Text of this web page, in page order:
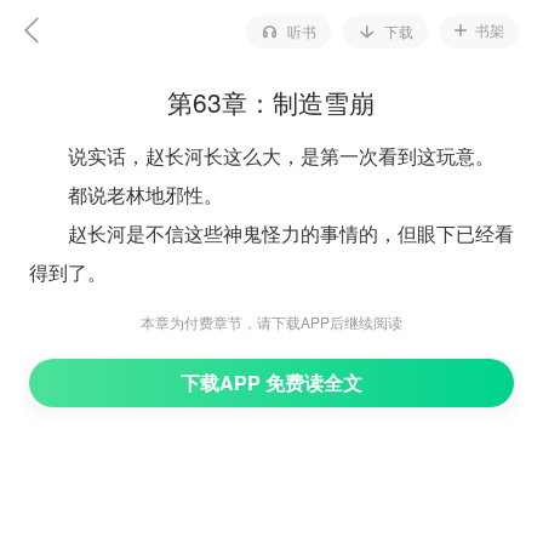
听书 下载 书架
第63章：制造雪崩
说实话，赵长河长这么大，是第一次看到这玩意。
都说老林地邪性。
赵长河是不信这些神鬼怪力的事情的，但眼下已经看
得到了。
其实庞北这边也有所觉察，因为妲己一直浑身毛发都
庞北，前面有危险一样。
本章为付费章节，请下载APP后继续阅读
下载APP 免费读全文